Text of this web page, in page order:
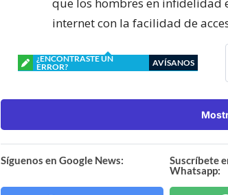
internet con la facilidad de
¿ENCONTRASTE UN
ERROR?
AVÍSANOS
Síguenos en Google News:
Suscríbete
Whatsapp: